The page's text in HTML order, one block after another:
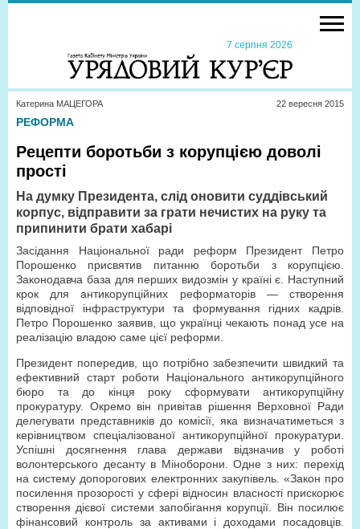
7 серпня 2026
Катерина МАЦЕГОРА 22 вересня 2015
РЕФОРМА
Рецепти боротьби з корупцією доволі
прості
На думку Президента, слід оновити суддівський
корпус, відправити за грати нечистих на руку та
припинити брати хабарі
Засідання Національної ради реформ Президент Петро
Порошенко присвятив питанню боротьби з корупцією.
Законодавча база для перших видозмін у країні є. Наступний
крок для антикорупційних реформаторів — створення
відповідної інфраструктури та формування гідних кадрів.
Петро Порошенко заявив, що українці чекають понад усе на
реалізацію владою саме цієї реформи.
Президент попередив, що потрібно забезпечити швидкий та
ефективний старт роботи Національного антикорупційного
бюро та до кінця року сформувати антикорупційну
прокуратуру. Окремо він привітав рішення Верховної Ради
делегувати представників до комісії, яка визначатиметься з
керівництвом спеціалізованої антикорупційної прокуратури.
Успішні досягнення глава держави відзначив у роботі
волонтерського десанту в Міноборони. Одне з них: перехід
на систему допорогових електронних закупівель. «Закон про
посилення прозорості у сфері відносин власності прискорює
створення дієвої системи запобігання корупції. Він посилює
фінансовий контроль за активами і доходами посадовців.